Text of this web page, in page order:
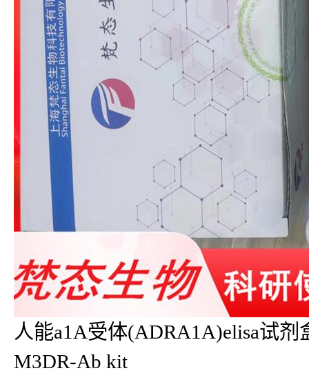
人能a1A受体(ADRA1A)elisa试
M3DR-Ab kit